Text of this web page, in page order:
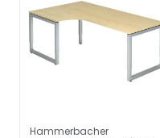
Hammerbacher